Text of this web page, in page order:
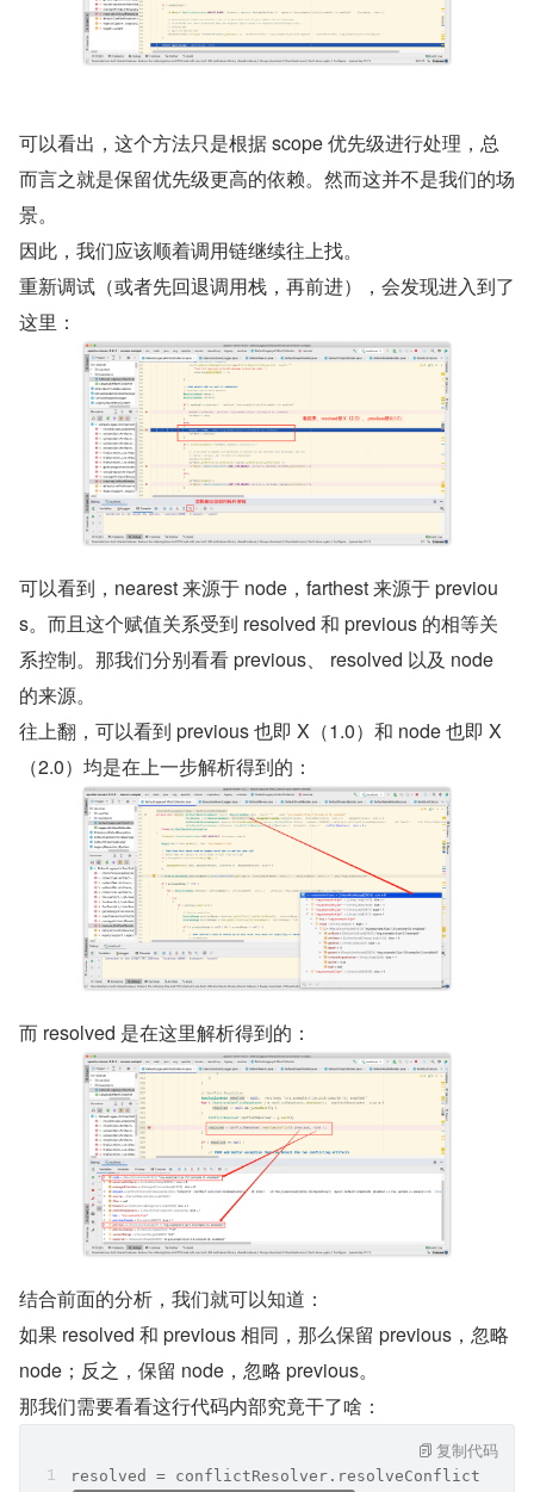
可以看出，这个方法只是根据 scope 优先级进行处理，总
而言之就是保留优先级更高的依赖。然而这并不是我们的场
景。
因此，我们应该顺着调用链继续往上找。
重新调试（或者先回退调用栈，再前进），会发现进入到了
这里：
可以看到，nearest 来源于 node，farthest 来源于 previou
s。而且这个赋值关系受到 resolved 和 previous 的相等关
系控制。那我们分别看看 previous、 resolved 以及 node
的来源。
往上翻，可以看到 previous 也即 X（1.0）和 node 也即 X
（2.0）均是在上一步解析得到的：
而 resolved 是在这里解析得到的：
结合前面的分析，我们就可以知道：
如果 resolved 和 previous 相同，那么保留 previous，忽略
node；反之，保留 node，忽略 previous。
那我们需要看看这行代码内部究竟干了啥：
resolved = conflictResolver.resolveConflict(
复制代码